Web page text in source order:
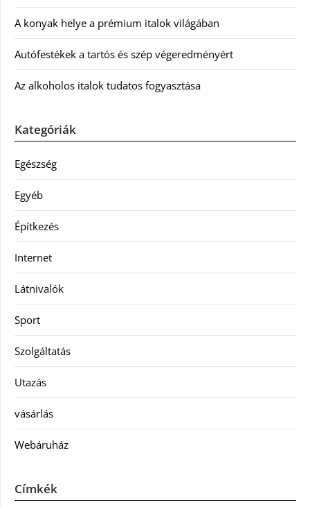
A konyak helye a prémium italok világában
Autófestékek a tartós és szép végeredményért
Az alkoholos italok tudatos fogyasztása
Kategóriák
Egészség
Egyéb
Építkezés
Internet
Látnivalók
Sport
Szolgáltatás
Utazás
vásárlás
Webáruház
Címkék